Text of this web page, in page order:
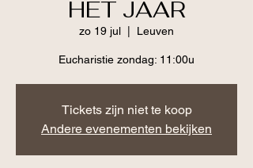
HET JAAR
zo 19 jul Leuven
Eucharistie zondag: 11:00u
Tickets zijn niet te koop
Andere evenementen bekijken